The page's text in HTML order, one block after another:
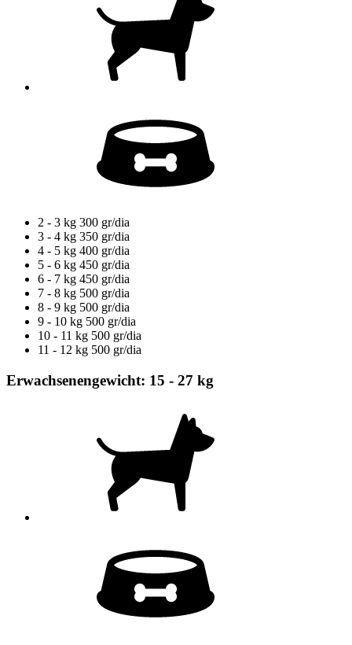
2 - 3 kg 300 gr/dia
3 - 4 kg 350 gr/dia
4 - 5 kg 400 gr/dia
5 - 6 kg 450 gr/dia
6 - 7 kg 450 gr/dia
7 - 8 kg 500 gr/dia
8 - 9 kg 500 gr/dia
9 - 10 kg 500 gr/dia
10 - 11 kg 500 gr/dia
11 - 12 kg 500 gr/dia
Erwachsenengewicht: 15 - 27 kg